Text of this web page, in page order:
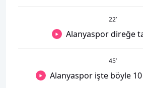
22’
Alanyaspor direğe
45’
Alanyaspor işte böyle 10